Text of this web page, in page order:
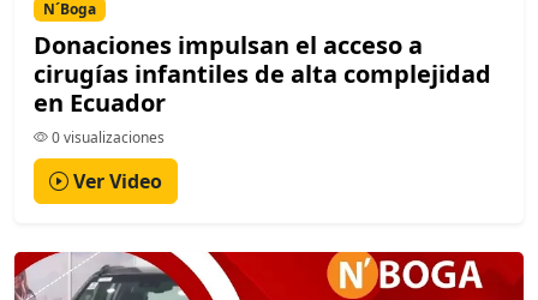
N´Boga
Donaciones impulsan el acceso a
cirugías infantiles de alta complejidad
en Ecuador
0 visualizaciones
Ver Video